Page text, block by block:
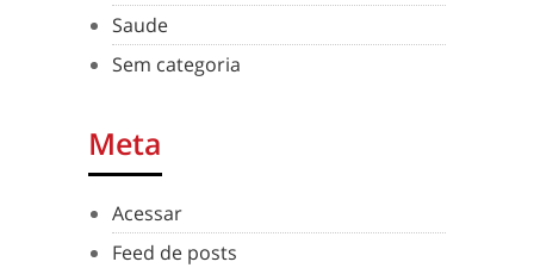
Saude
Sem categoria
Meta
Acessar
Feed de posts